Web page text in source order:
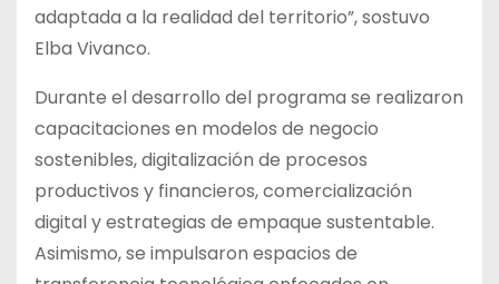
adaptada a la realidad del territorio”, sostuvo
Elba Vivanco.
Durante el desarrollo del programa se realizaron
capacitaciones en modelos de negocio
sostenibles, digitalización de procesos
productivos y financieros, comercialización
digital y estrategias de empaque sustentable.
Asimismo, se impulsaron espacios de